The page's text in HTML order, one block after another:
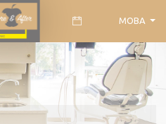
МОВА